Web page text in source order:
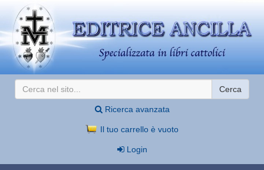
Cerca
Ricerca avanzata
Il tuo carrello è vuoto
Login